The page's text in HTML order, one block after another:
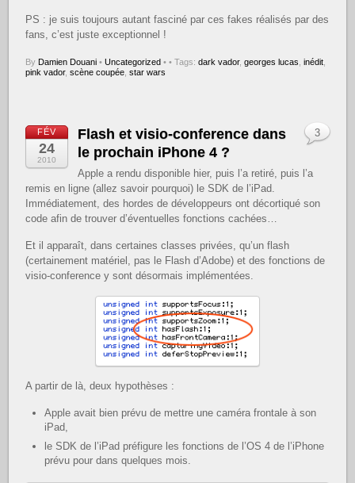
PS : je suis toujours autant fasciné par ces fakes réalisés par des
fans, c’est juste exceptionnel !
By Damien Douani • Uncategorized • • Tags:dark vador,georges lucas ,inédit
pink vador,scène coupée ,star wars
FÉV
24
2010
Flash et visio-conference dans
le prochain iPhone 4 ?
Apple a rendu disponible hier, puis l’a retiré, puis l’a
remis en ligne (allez savoir pourquoi) le SDK de l’iPad.
Immédiatement, des hordes de développeurs ont décortiqué son
code afin de trouver d’éventuelles fonctions cachées…
Et il apparaît, dans certaines classes privées, qu’un flash
(certainement matériel, pas le Flash d’Adobe) et des fonctions de
visio-conference y sont désormais implémentées.
A partir de là, deux hypothèses :
Apple avait bien prévu de mettre une caméra frontale à son
iPad,
le SDK de l’iPad préfigure les fonctions de l’OS 4 de l’iPhone
prévu pour dans quelques mois.
3